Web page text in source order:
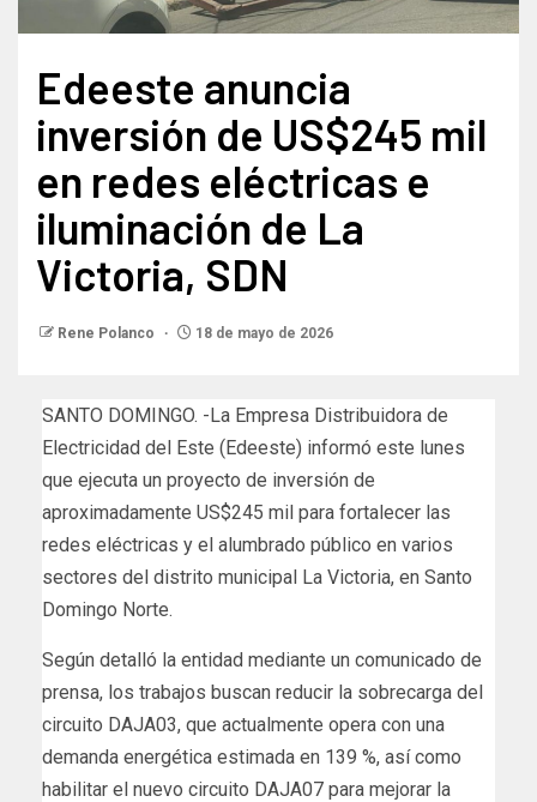
Edeeste anuncia
inversión de US$245 mil
en redes eléctricas e
iluminación de La
Victoria, SDN
Rene Polanco 18 de mayo de 2026
SANTO DOMINGO. -La Empresa Distribuidora de
Electricidad del Este (Edeeste) informó este lunes
que ejecuta un proyecto de inversión de
aproximadamente US$245 mil para fortalecer las
redes eléctricas y el alumbrado público en varios
sectores del distrito municipal La Victoria, en Santo
Domingo Norte.
Según detalló la entidad mediante un comunicado de
prensa, los trabajos buscan reducir la sobrecarga del
circuito DAJA03, que actualmente opera con una
demanda energética estimada en 139 %, así como
habilitar el nuevo circuito DAJA07 para mejorar la